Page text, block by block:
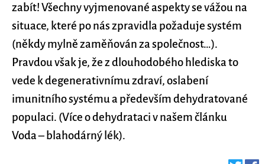
zabít! Všechny vyjmenované aspekty se vážou na
situace, které po nás zpravidla požaduje systém
(někdy mylně zaměňován za společnost…).
Pravdou však je, že z dlouhodobého hlediska to
vede k degenerativnímu zdraví, oslabení
imunitního systému a především dehydratované
populaci. (Více o dehydrataci v našem článku
Voda – blahodárný lék).